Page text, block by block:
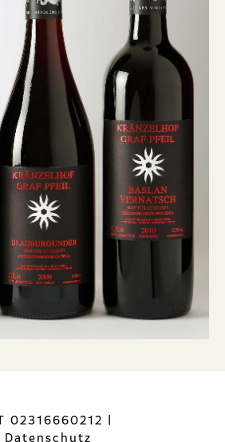
02316660212 |
Datenschutz